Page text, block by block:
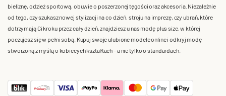
bieliznę, odzież sportową, obuwie o poszerzonej tęgości oraz akcesoria. Niezależnie
od tego, czy szukasz nowej stylizacji na co dzień, stroju na imprezę, czy ubrań, które
dotrzymają Ci kroku przez cały dzień, znajdziesz u nas modę plus size, w której
poczujesz się w pełni sobą. Kupuj swoje ulubione modele online i odkryj modę
stworzoną z myślą o kobiecych kształtach – a nie tylko o standardach.